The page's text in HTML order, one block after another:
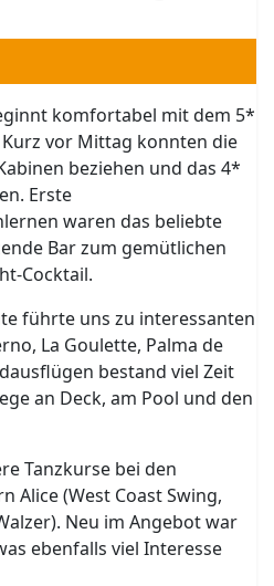
komfortabel mit dem 5*
Kurz vor Mittag konnten die
beziehen und das 4*
Erste
waren das beliebte
Bar zum gemütlichen
Cocktail.
führte uns zu interessanten
La Goulette, Palma de
bestand viel Zeit
an Deck, am Pool und den
Tanzkurse bei den
Alice (West Coast Swing,
Neu im Angebot war
ebenfalls viel Interesse